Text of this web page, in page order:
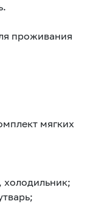
проживания
мягких
холодильник;